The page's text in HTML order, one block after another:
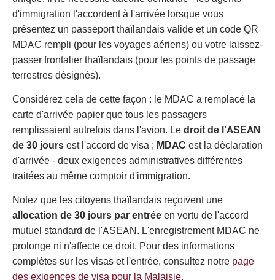
d'immigration l'accordent à l'arrivée lorsque vous
présentez un passeport thaïlandais valide et un code QR
MDAC rempli (pour les voyages aériens) ou votre laissez-
passer frontalier thaïlandais (pour les points de passage
terrestres désignés).
Considérez cela de cette façon : le MDAC a remplacé la
carte d'arrivée papier que tous les passagers
remplissaient autrefois dans l'avion. Ledroit de l'ASEAN
de 30 joursest l'accord de visa ; MDAC est la déclaration
d'arrivée - deux exigences administratives différentes
traitées au même comptoir d'immigration.
Notez que les citoyens thaïlandais reçoivent une
allocation de 30 jours par entréeen vertu de l'accord
mutuel standard de l'ASEAN. L'enregistrement MDAC ne
prolonge ni n'affecte ce droit. Pour des informations
complètes sur les visas et l'entrée, consultez notre page
des exigences de visa pour la Malaisie.